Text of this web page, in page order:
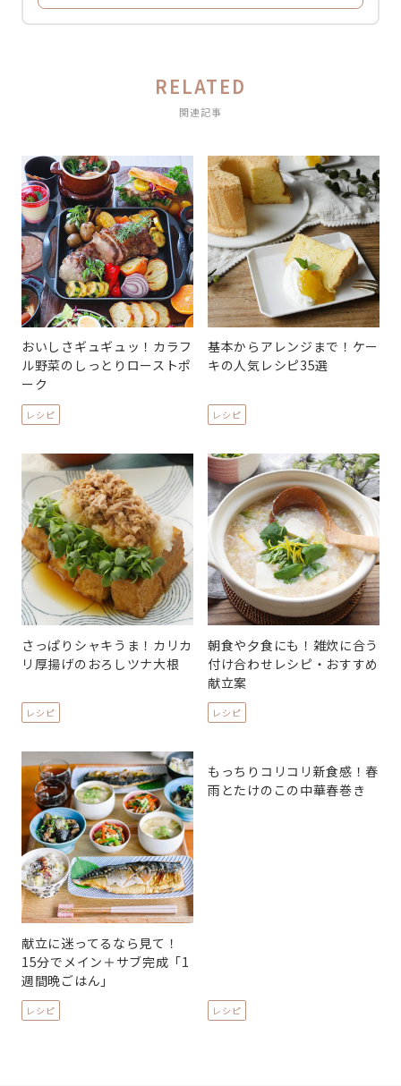
RELATED
関連記事
おいしさギュギュッ！カラフ
ル野菜のしっとりローストポ
ーク
レシピ
基本からアレンジまで！ケー
キの人気レシピ35選
レシピ
さっぱりシャキうま！カリカ
リ厚揚げのおろしツナ大根
レシピ
朝食や夕食にも！雑炊に合う
付け合わせレシピ・おすすめ
献立案
レシピ
献立に迷ってるなら見て！
15分でメイン＋サブ完成「1
週間晩ごはん」
レシピ
もっちりコリコリ新食感！春
雨とたけのこの中華春巻き
レシピ